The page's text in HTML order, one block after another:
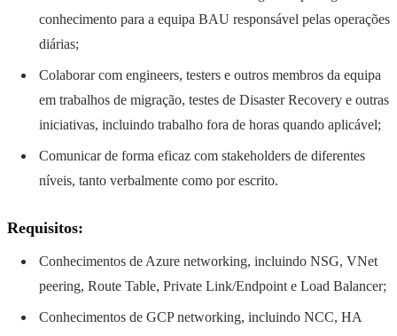
conhecimento para a equipa BAU responsável pelas operações
diárias;
Colaborar com engineers, testers e outros membros da equipa
em trabalhos de migração, testes de Disaster Recovery e outras
iniciativas, incluindo trabalho fora de horas quando aplicável;
Comunicar de forma eficaz com stakeholders de diferentes
níveis, tanto verbalmente como por escrito.
Requisitos:
Conhecimentos de Azure networking, incluindo NSG, VNet
peering, Route Table, Private Link/Endpoint e Load Balancer;
Conhecimentos de GCP networking, incluindo NCC, HA